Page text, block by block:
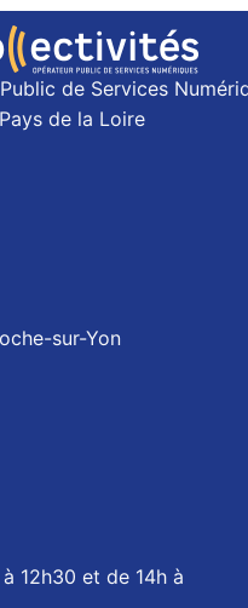
de Services
de la Loire
sur-Yon
12h30 et de 14h à